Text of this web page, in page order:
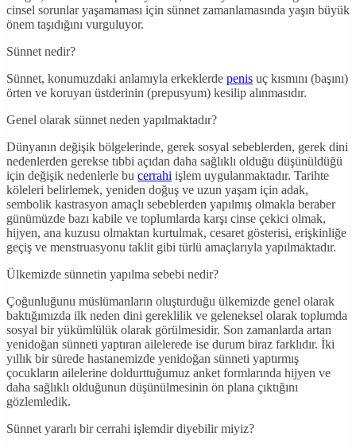
cinsel sorunlar yaşamaması için sünnet zamanlamasında yaşın büyük
önem taşıdığını vurguluyor.
Sünnet nedir?
Sünnet, konumuzdaki anlamıyla erkeklerde penis uç kısmını (başını)
örten ve koruyan üstderinin (prepusyum) kesilip alınmasıdır.
Genel olarak sünnet neden yapılmaktadır?
Dünyanın değişik bölgelerinde, gerek sosyal sebeblerden, gerek dini
nedenlerden gerekse tıbbi açıdan daha sağlıklı olduğu düşünüldüğü
için değişik nedenlerle bu cerrahi işlem uygulanmaktadır. Tarihte
köleleri belirlemek, yeniden doğuş ve uzun yaşam için adak,
sembolik kastrasyon amaçlı sebeblerden yapılmış olmakla beraber
günümüzde bazı kabile ve toplumlarda karşı cinse çekici olmak,
hijyen, ana kuzusu olmaktan kurtulmak, cesaret gösterisi, erişkinliğe
geçiş ve menstruasyonu taklit gibi türlü amaçlarıyla yapılmaktadır.
Ülkemizde sünnetin yapılma sebebi nedir?
Çoğunluğunu müslümanların oluşturduğu ülkemizde genel olarak
baktığımızda ilk neden dini gereklilik ve geleneksel olarak toplumda
sosyal bir yükümlülük olarak görülmesidir. Son zamanlarda artan
yenidoğan sünneti yaptıran ailelerede ise durum biraz farklıdır. İki
yıllık bir sürede hastanemizde yenidoğan sünneti yaptırmış
çocukların ailelerine doldurttuğumuz anket formlarında hijyen ve
daha sağlıklı olduğunun düşünülmesinin ön plana çıktığını
gözlemledik.
Sünnet yararlı bir cerrahi işlemdir diyebilir miyiz?